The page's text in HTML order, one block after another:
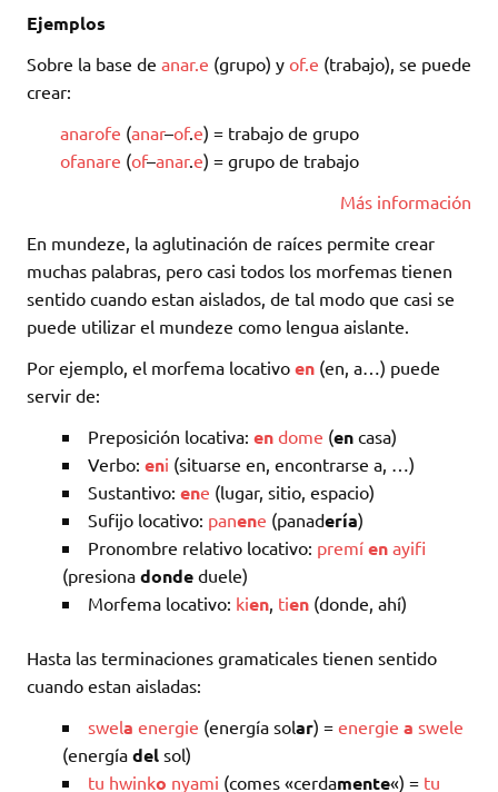
Ejemplos
Sobre la base de anar.e (grupo) y of.e (trabajo), se puede
crear:
anarofe (anar–of.e) = trabajo de grupo
ofanare (of–anar.e) = grupo de trabajo
Más información
En mundeze, la aglutinación de raíces permite crear
muchas palabras, pero casi todos los morfemas tienen
sentido cuando estan aislados, de tal modo que casi se
puede utilizar el mundeze como lengua aislante.
Por ejemplo, el morfema locativo en (en, a…) puede
servir de:
Preposición locativa: en dome (en casa)
Verbo: eni (situarse en, encontrarse a, …)
Sustantivo: ene (lugar, sitio, espacio)
Sufijo locativo: panene (panadería)
Pronombre relativo locativo: premí en ayifi
(presiona donde duele)
Morfema locativo: kien, tien (donde, ahí)
Hasta las terminaciones gramaticales tienen sentido
cuando estan aisladas:
swela energie (energía solar) = energie a swele
(energía del sol)
tu hwinko nyami (comes «cerdamente«) = tu